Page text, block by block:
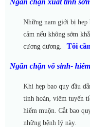
Những nam giới bị hẹp
cảm nếu không sớm
cương dương.
Tôi
Ngăn chặn vô sinh-
Khi hẹp bao quy đầu
tinh hoàn, viêm tuyến
hiếm muộn. Cắt bao
những bệnh lý này.